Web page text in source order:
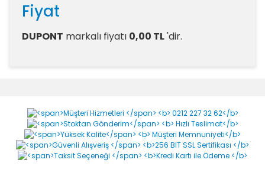
Fiyat
DUPONT markalı fiyatı 0,00 TL'dir.
Bu ürüne ilk yorumu siz yapın!
Yorum Yaz